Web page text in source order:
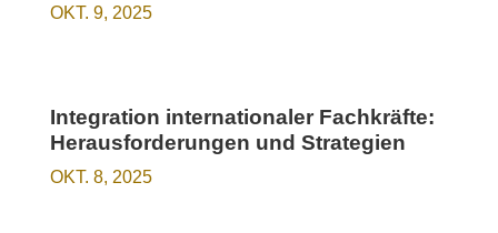
OKT. 9, 2025
Integration internationaler Fachkräfte:
Herausforderungen und Strategien
OKT. 8, 2025